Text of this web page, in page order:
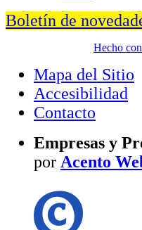
Boletín de
Hecho
Mapa del Sitio
Accesibilidad
Contacto
Empresas y
por Acento